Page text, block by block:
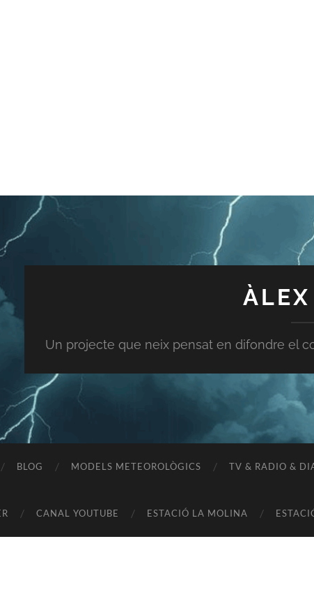
Un projecte que neix pensat en difondre el
BLOG MODELS METEOROLÒGICS TV & RADIO &
CANAL YOUTUBE ESTACIÓ LA MOLINA